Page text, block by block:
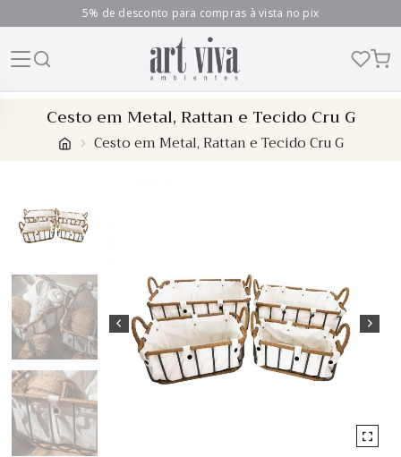
5% de desconto para compras à vista no pix
Cesto em Metal, Rattan e Tecido Cru G
Cesto em Metal, Rattan e Tecido Cru G